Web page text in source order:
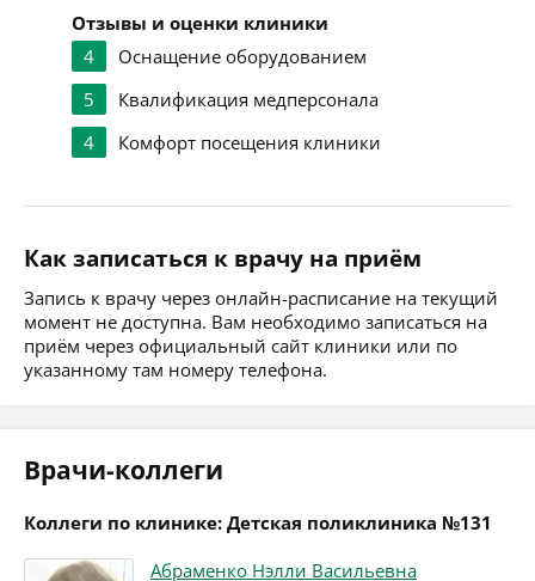
Отзывы и оценки клиники
4
Оснащение оборудованием
5
Квалификация медперсонала
4
Комфорт посещения клиники
Как записаться к врачу на приём
Запись к врачу через онлайн-расписание на текущий
момент не доступна. Вам необходимо записаться на
приём через официальный сайт клиники или по
указанному там номеру телефона.
Врачи-коллеги
Коллеги по клинике: Детская поликлиника №131
Абраменко Нэлли Васильевна